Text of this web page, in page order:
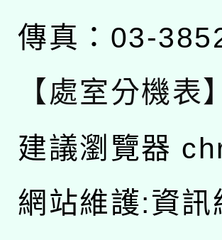
傳真：03-
【處室分機表】
建議瀏覽器
網站維護:資訊